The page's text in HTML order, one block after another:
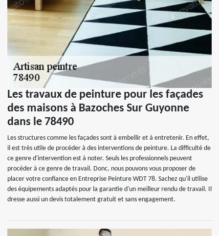
Les travaux de peinture pour les façades
des maisons à Bazoches Sur Guyonne
dans le 78490
Les structures comme les façades sont à embellir et à entretenir. En effet,
il est très utile de procéder à des interventions de peinture. La difficulté de
ce genre d'intervention est à noter. Seuls les professionnels peuvent
procéder à ce genre de travail. Donc, nous pouvons vous proposer de
placer votre confiance en Entreprise Peinture WDT 78. Sachez qu'il utilise
des équipements adaptés pour la garantie d'un meilleur rendu de travail. Il
dresse aussi un devis totalement gratuit et sans engagement.